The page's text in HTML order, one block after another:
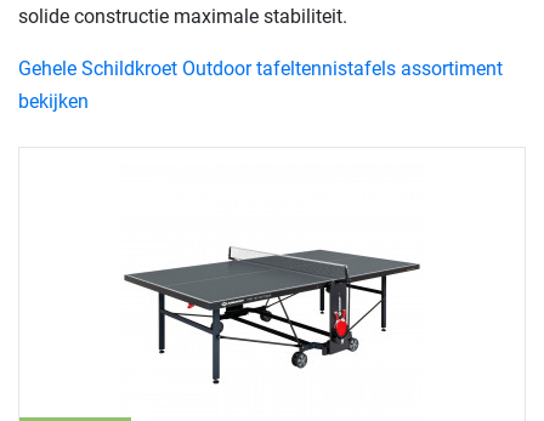
solide constructie maximale stabiliteit.
Gehele Schildkroet Outdoor tafeltennistafels assortiment
bekijken